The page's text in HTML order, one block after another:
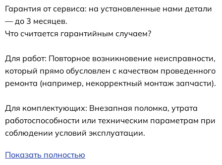
Гарантия от сервиса: на установленные нами детали
— до 3 месяцев.
Что считается гарантийным случаем?
Для работ: Повторное возникновение неисправности,
который прямо обусловлен с качеством проведенного
ремонта (например, некорректный монтаж запчасти).
Для комплектующих: Внезапная поломка, утрата
работоспособности или техническим параметрам при
соблюдении условий эксплуатации.
Показать полностью